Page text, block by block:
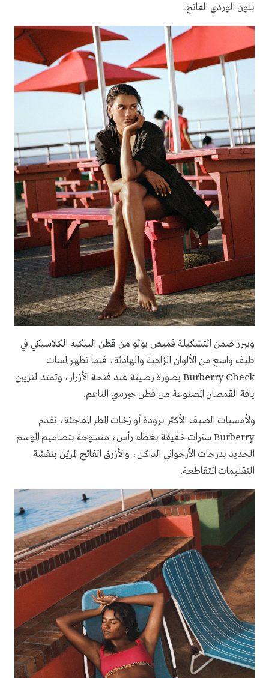
بلون الوردي الفاتح.
ويبرز ضمن التشكيلة قميص بولو من قطن البيكيه الكلاسيكي في
طيف واسع من الألوان الزاهية والهادئة، فيما تظهر لمسات
Burberry Check بصورة رصينة عند فتحة الأزرار، وتمتد لتزيين
ياقة القمصان المصنوعة من قطن جيرسي الناعم.
ولأمسيات الصيف الأكثر برودة أو زخات المطر المفاجئة، تقدم
Burberry سترات خفيفة بغطاء رأس، منسوجة بتصاميم الموسم
الجديد بدرجات الأرجواني الداكن، والأزرق الفاتح المزيّن بنقشة
التقليمات المتقاطعة.